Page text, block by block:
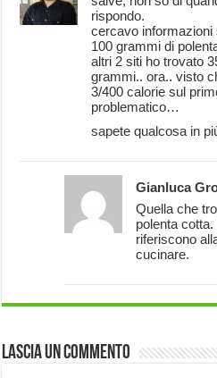
rispondo.
cercavo informazioni
100 grammi di
altri 2 siti ho trovato
grammi.. ora.. visto
3/400 calorie sul
problematico…
sapete qualcosa in
Gianluca
Quella che
polenta
riferiscono
cucinare.
Lascia un commento